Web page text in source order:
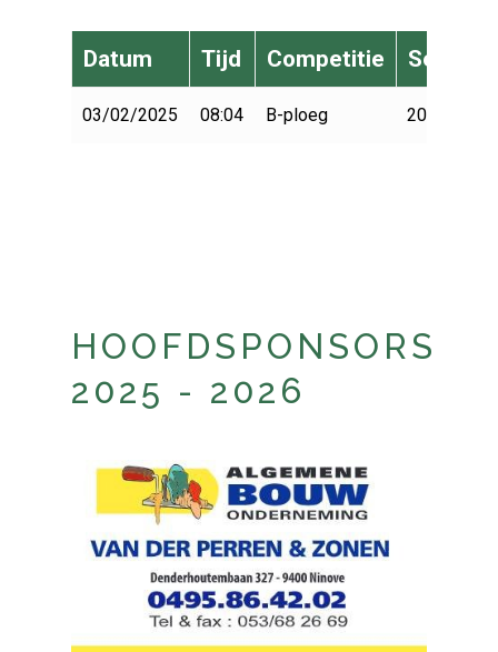
Datum Tijd Competitie Seizoen
03/02/2025 08:04 B-ploeg 2024-2025
HOOFDSPONSORS
2025 - 2026